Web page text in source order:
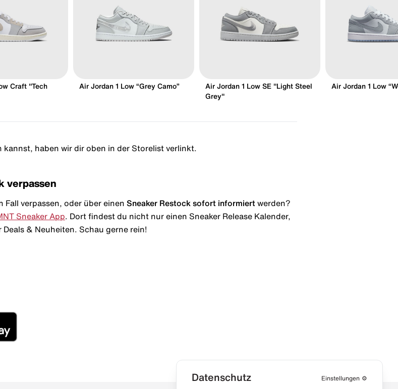
Craft "Tech
Air Jordan 1 Low “Grey Camo”
Air Jordan 1 Low SE "Light Steel
Grey"
Air Jordan 1 Low
kannst, haben wir dir oben in der Storelist verlinkt.
verpassen
Fall verpassen, oder über einen Sneaker Restock sofort informiert werden?
Sneaker App . Dort findest du nicht nur einen Sneaker Release Kalender,
& Neuheiten. Schau gerne rein!
Datenschutz Einstellungen ⚙️